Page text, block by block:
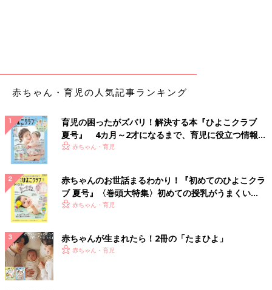
赤ちゃん・育児の人気記事ランキング
育児の困ったがズバリ！解決する本『ひよこクラブ
夏号』 4カ月～2才になるまで、育児に役立つ情報が
いっぱい！
赤ちゃん・育児
赤ちゃんのお世話まるわかり！『初めてのひよこクラ
ブ 夏号』〈巻頭大特集〉初めての授乳がうまくい
く！ おっぱい・ミルクの基本と夏のトラブル 解決テ
赤ちゃん・育児
赤ちゃんが生まれたら！2冊の「たまひよ」
赤ちゃん・育児